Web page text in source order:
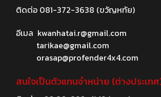
ติดต่อ 081-372-3638 (ขวัญหทัย)
อีเมล kwanhatai.r@gmail.com
tarikae@gmail.com
orasap@profender4x4.com
สนใจเป็นตัวแทนจำหน่าย (ต่างประเท